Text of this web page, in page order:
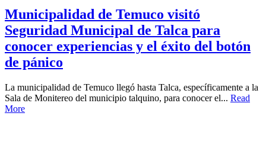
Municipalidad de Temuco visitó
Seguridad Municipal de Talca para
conocer experiencias y el éxito del botón
de pánico
La municipalidad de Temuco llegó hasta Talca, específicamente a la
Sala de Monitereo del municipio talquino, para conocer el... Read
More